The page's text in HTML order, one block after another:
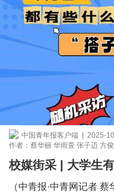
中国青年报客户端 | 2025-
作者：蔡华丽 华雨萱 张子迈 方
校媒街采 | 大学生
（中青报·中青网记者